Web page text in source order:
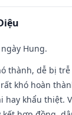
Hung.
thành, dễ bị
khó hoàn
hay khẩu thiệt.